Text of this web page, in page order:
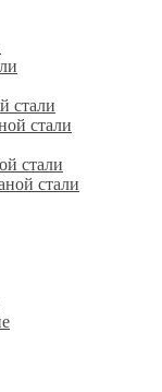
стали
стали
стали
стали